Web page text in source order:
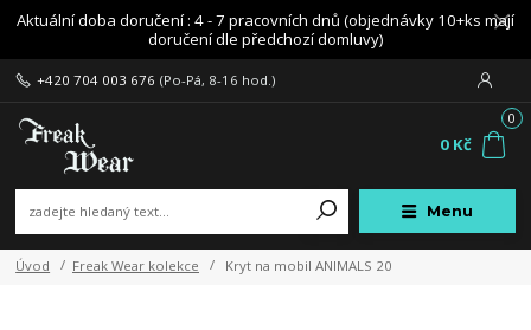
Aktuální doba doručení : 4 - 7 pracovních dnů (objednávky 10+ks mají
doručení dle předchozí domluvy)
Menu
+420 704 003 676 (Po-Pá, 8-16 hod.)
0
0 Kč
Úvod Freak Wear kolekce Kryt na mobil ANIMALS 20